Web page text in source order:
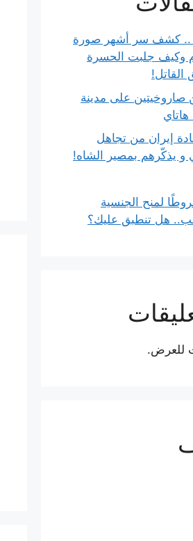
.. كشف سر أشهر صورة
وكيف جلبت الحسرة
القاتل!
على مدينة
هاتاي
إيران من تجاهل
و يذكّرهم بمصير الشاه!
لمنح الجنسية
هل تنطبق عليك؟
للعرض.